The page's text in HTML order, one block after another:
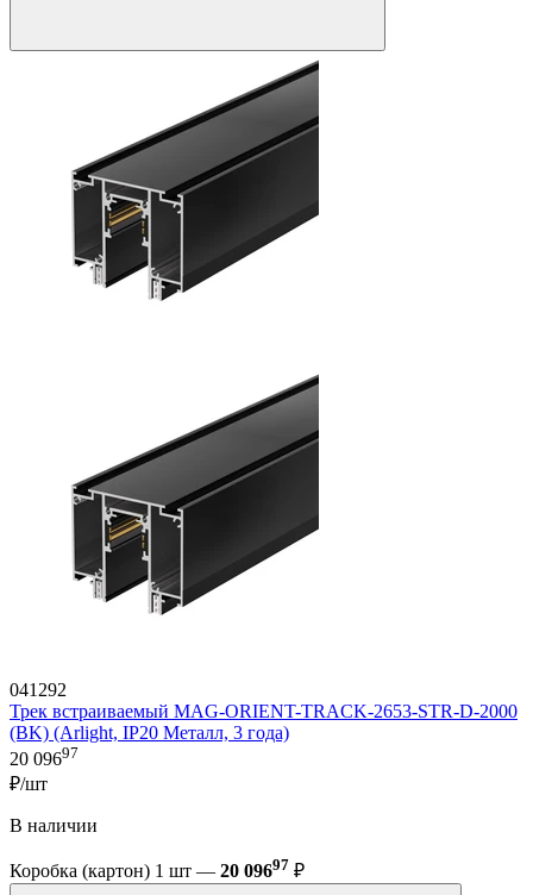
041292
Трек встраиваемый MAG-ORIENT-TRACK-2653-STR-D-2000
(BK) (Arlight, IP20 Металл, 3 года)
20 09697
₽/шт
В наличии
Коробка (картон) 1 шт — 20 09697 ₽